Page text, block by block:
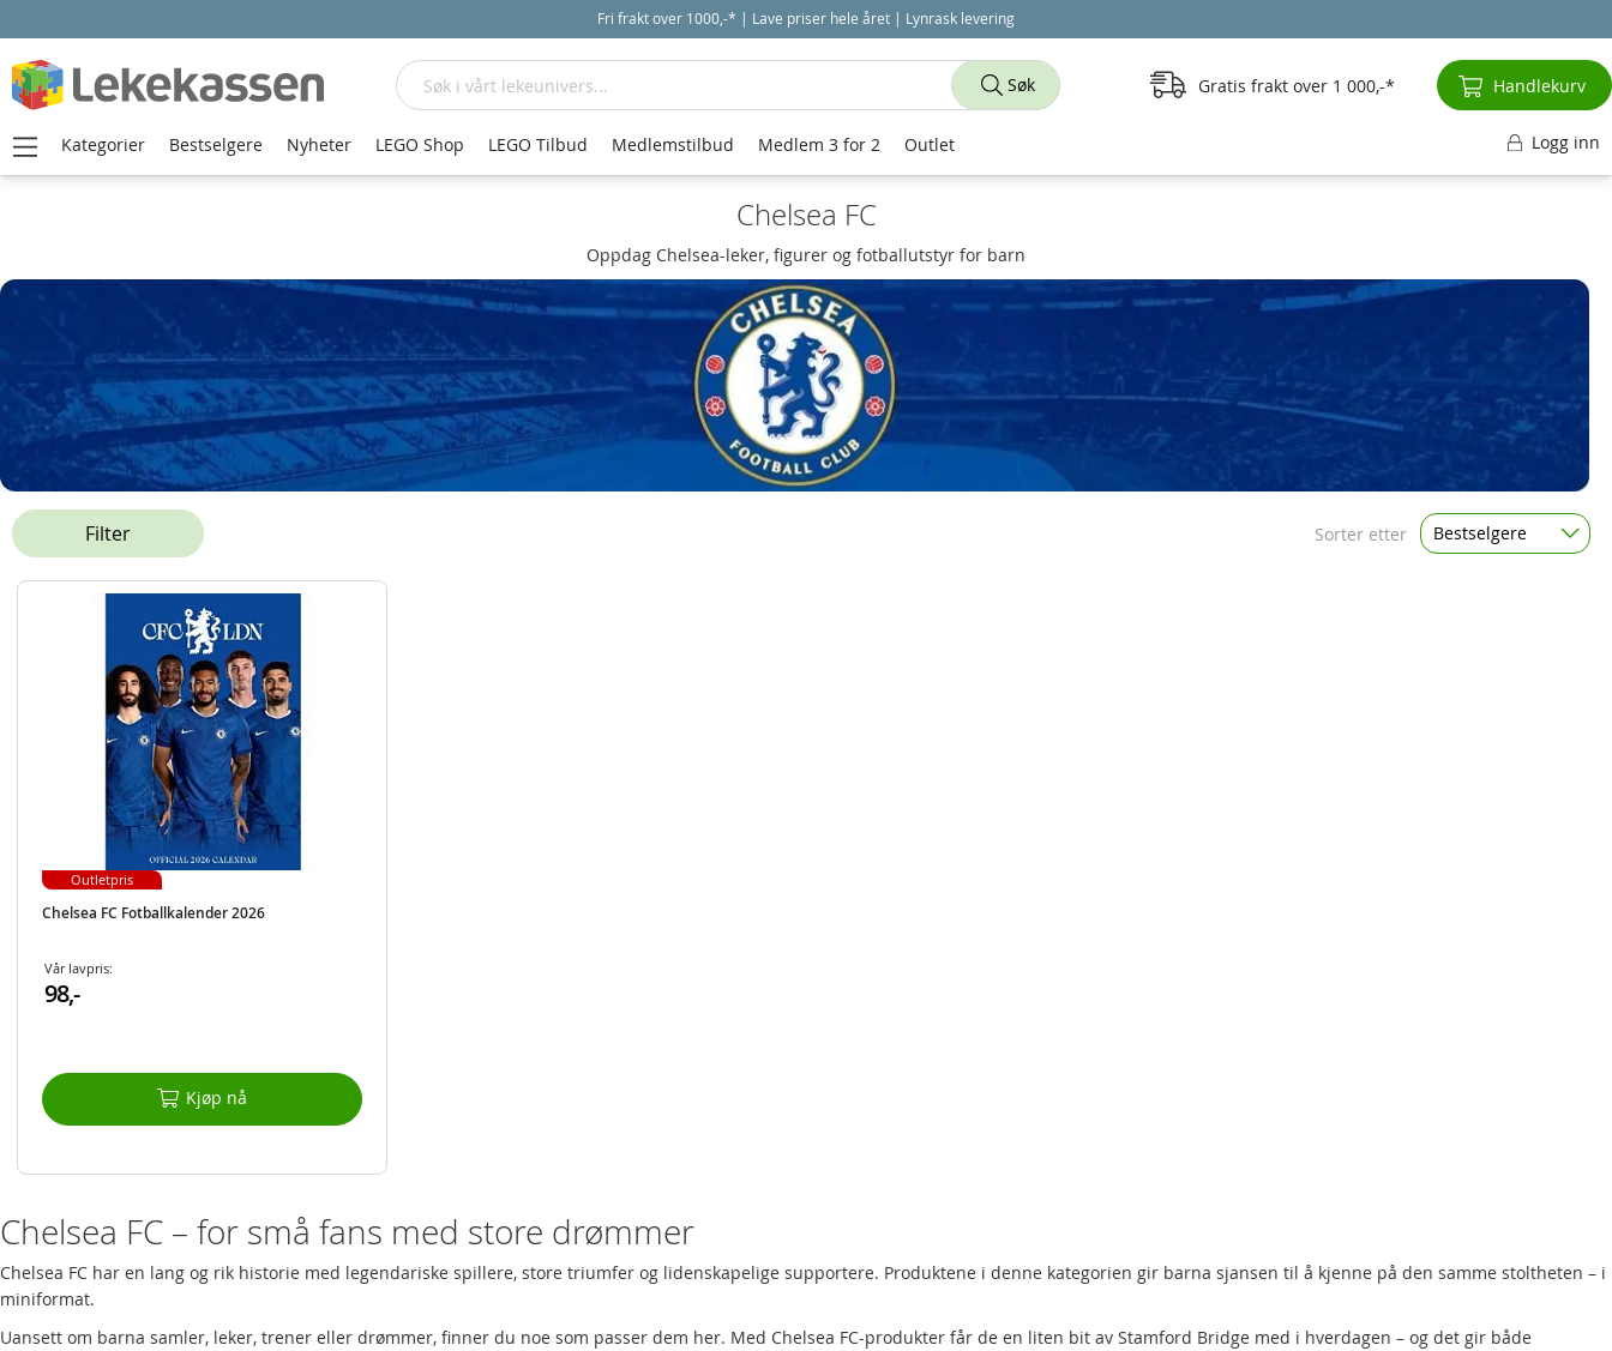
Fri frakt over 1000,-* | Lave priser hele året | Lynrask levering
Hjem Fotball-Shop Chelsea
Chelsea FC
Oppdag Chelsea-leker, figurer og fotballutstyr for barn
Filter Sorter etter Bestselgere
Chelsea FC Fotballkalender 2026
Vår lavpris:
98,-
Kjøp nå
Outletpris
Chelsea FC – for små fans med store drømmer
Chelsea FC har en lang og rik historie med legendariske spillere, store triumfer og lidenskapelige supportere. Produktene i denne kategorien gir barna sjansen til å kjenne på den samme stoltheten – i
miniformat.
Uansett om barna samler, leker, trener eller drømmer, finner du noe som passer dem her. Med Chelsea FC-produkter får de en liten bit av Stamford Bridge med i hverdagen – og det gir både
Søk
Søk Gratis frakt over 1 000,- Handlekurv
Kategorier Bestselgere Nyheter LEGO Shop LEGO Tilbud Medlemstilbud Medlem 3 for 2 Outlet Logg inn